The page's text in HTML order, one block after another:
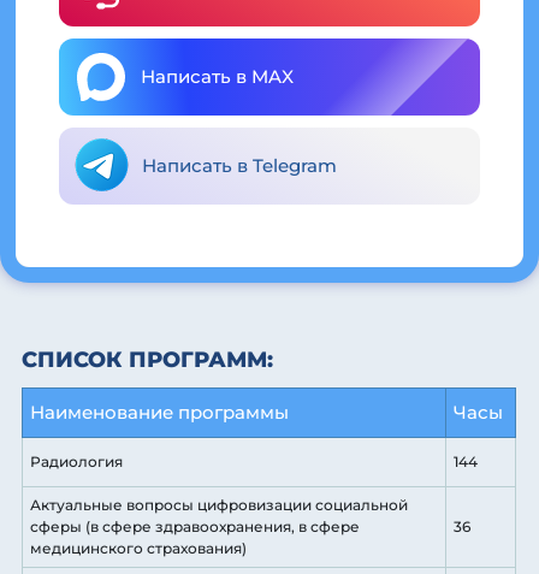
Написать в MAX
Написать в Telegram
СПИСОК ПРОГРАММ:
Наименование программы Часы
Радиология 144
Актуальные вопросы цифровизации социальной
сферы (в сфере здравоохранения, в сфере
медицинского страхования)
36